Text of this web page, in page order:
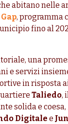
abitano nelle
, programma
fino al
una
e servizi
in risposta
Taliedo,
solida e coesa,
Digitale e